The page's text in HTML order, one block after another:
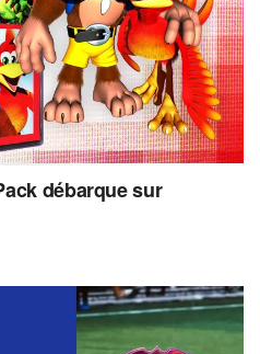
débarque sur